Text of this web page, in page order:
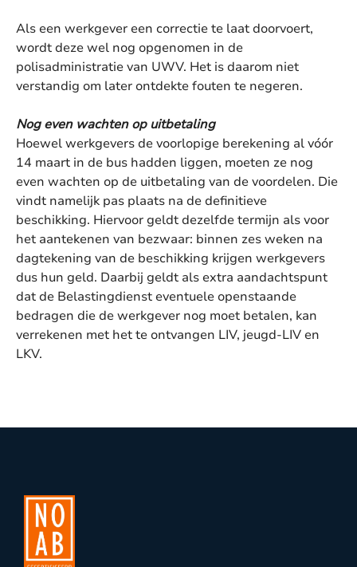
Als een werkgever een correctie te laat doorvoert,
wordt deze wel nog opgenomen in de
polisadministratie van UWV. Het is daarom niet
verstandig om later ontdekte fouten te negeren.
Nog even wachten op uitbetaling
Hoewel werkgevers de voorlopige berekening al vóór
14 maart in de bus hadden liggen, moeten ze nog
even wachten op de uitbetaling van de voordelen. Die
vindt namelijk pas plaats na de definitieve
beschikking. Hiervoor geldt dezelfde termijn als voor
het aantekenen van bezwaar: binnen zes weken na
dagtekening van de beschikking krijgen werkgevers
dus hun geld. Daarbij geldt als extra aandachtspunt
dat de Belastingdienst eventuele openstaande
bedragen die de werkgever nog moet betalen, kan
verrekenen met het te ontvangen LIV, jeugd-LIV en
LKV.